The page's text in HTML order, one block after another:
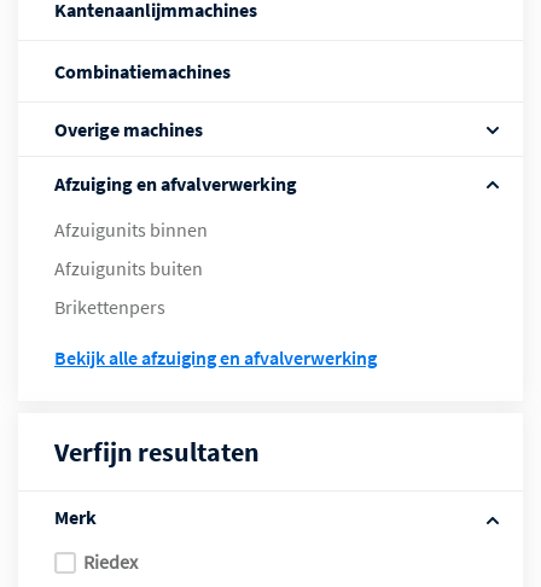
Kantenaanlijmmachines
Combinatiemachines
Overige machines
Afzuiging en afvalverwerking
Afzuigunits binnen
Afzuigunits buiten
Brikettenpers
bekijk alle afzuiging en afvalverwerking
Verfijn resultaten
Merk
Riedex